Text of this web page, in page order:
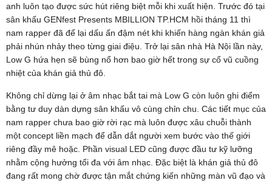
anh luôn tạo được sức hút riêng biệt mỗi khi xuất hiện. Trước đó tại
sân khấu GENfest Presents MBILLION TP.HCM hồi tháng 11 thì
nam rapper đã để lại dấu ấn đậm nét khi khiến hàng ngàn khán giả
phải nhún nhảy theo từng giai điệu. Trở lại sân nhà Hà Nội lần này,
Low G hứa hẹn sẽ bùng nổ hơn bao giờ hết trong sự cổ vũ cuồng
nhiệt của khán giả thủ đô.
Không chỉ dừng lại ở âm nhạc bắt tai mà Low G còn luôn ghi điểm
bằng tư duy dàn dựng sân khấu vô cùng chỉn chu. Các tiết mục của
nam rapper chưa bao giờ rời rạc mà luôn được xâu chuỗi thành
một concept liền mạch để dẫn dắt người xem bước vào thế giới
riêng đầy mê hoặc. Phần visual LED cũng được đầu tư kỹ lưỡng
nhằm cộng hưởng tối đa với âm nhạc. Đặc biệt là khán giả thủ đô
đang rất mong chờ được tận mắt chứng kiến những màn vũ đạo và